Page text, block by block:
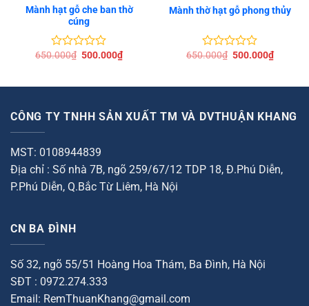
Mành hạt gỗ che ban thờ
cúng
Được
0
sao
650.000₫ Giá
500.000₫Giá
hiện
500.000₫.
Mành thờ hạt gỗ phong thủy
Được
0
sao
650.000₫ Giá
500.000₫Giá
hiện
CÔNG TY TNHH SẢN XUẤT TM VÀ DVTHUẬN KHANG
MST: 0108944839
Địa chỉ : Số nhà 7B, ngõ 259/67/12 TDP 18, Đ.Phú Diễn,
P.Phú Diễn, Q.Bắc Từ Liêm, Hà Nội
CN BA ĐÌNH
Số 32, ngõ 55/51 Hoàng Hoa Thám, Ba Đình, Hà Nội
SĐT : 0972.274.333
Email: RemThuanKhang@gmail.com